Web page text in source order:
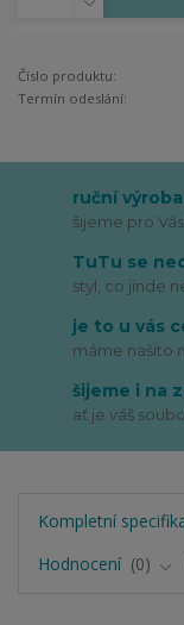
Číslo produktu:
Termín odeslání:
ruční
šijeme pro
TuTu se
styl, co jinde
je to u vás
máme našito
šijeme i na
ať je váš
Kompletní
Hodnocení
0